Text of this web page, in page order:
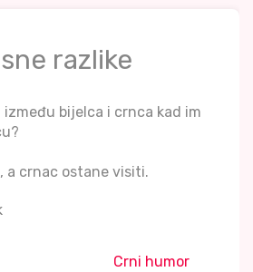
razlike
između bijelca i crnca kad im
a crnac ostane visiti.
Crni humor